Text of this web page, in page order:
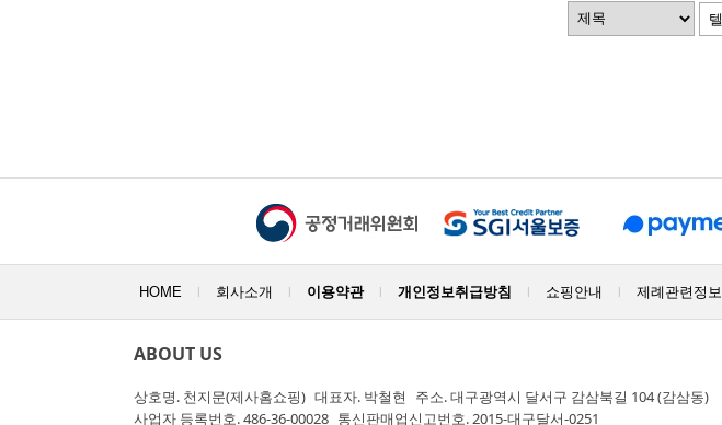
HOME | 회사소개 | 이용약관 | 개인정보취급방침 | 쇼핑안내 | 제례관련정보
ABOUT US
상호명. 천지문(제사홈쇼핑) 대표자. 박철현 주소.대구광역시 달서구 감삼북길 104 (감삼동)
사업자 등록번호.486-36-00028 통신판매업신고번호.2015-대구달서-0251